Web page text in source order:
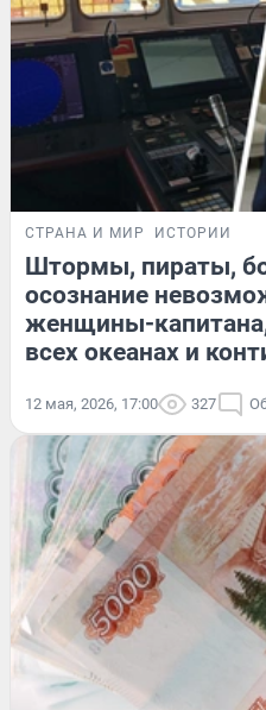
СТРАНА И МИР ИСТОРИИ
Штормы, пираты,
осознание
женщины-
всех океанах и
12 мая, 2026, 17:00 327